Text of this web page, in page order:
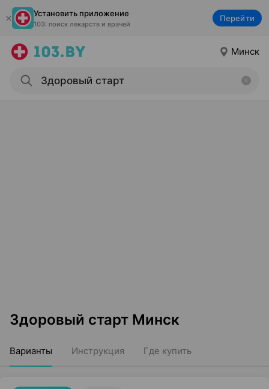
Установить приложение
103: поиск лекарств и врачей
Перейти
Минск
Здоровый старт Минск
Варианты Инструкция Где купить